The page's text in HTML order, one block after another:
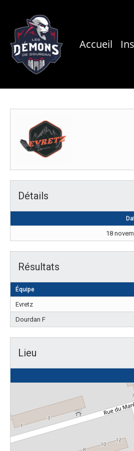
main
content
Accueil
Détails
18
Résultats
Équipe
Evretz
Dourdan F
Lieu